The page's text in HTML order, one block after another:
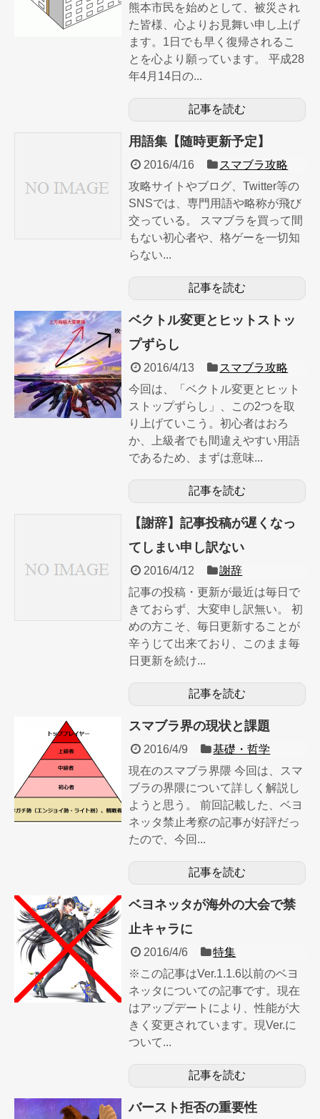
熊本市民を始めとして、被災され
た皆様、心よりお見舞い申し上げ
ます。1日でも早く復帰されるこ
とを心より願っています。 平成28
年4月14日の...
記事を読む
用語集【随時更新予定】
2016/4/16
スマブラ攻略
攻略サイトやブログ、Twitter等の
SNSでは、専門用語や略称が飛び
交っている。 スマブラを買って間
もない初心者や、格ゲーを一切知
らない...
記事を読む
ベクトル変更とヒットストッ
プずらし
2016/4/13
スマブラ攻略
今回は、「ベクトル変更とヒット
ストップずらし」、この2つを取
り上げていこう。初心者はおろ
か、上級者でも間違えやすい用語
であるため、まずは意味...
記事を読む
【謝辞】記事投稿が遅くなっ
てしまい申し訳ない
2016/4/12
謝辞
記事の投稿・更新が最近は毎日で
きておらず、大変申し訳無い。 初
めの方こそ、毎日更新することが
辛うじて出来ており、このまま毎
日更新を続け...
記事を読む
スマブラ界の現状と課題
2016/4/9
基礎・哲学
現在のスマブラ界隈 今回は、スマ
ブラの界隈について詳しく解説し
ようと思う。 前回記載した、ベヨ
ネッタ禁止考察の記事が好評だっ
たので、今回...
記事を読む
ベヨネッタが海外の大会で禁
止キャラに
2016/4/6
特集
※この記事はVer.1.1.6以前のベヨ
ネッタについての記事です。現在
はアップデートにより、性能が大
きく変更されています。現Ver.に
ついて...
記事を読む
バースト拒否の重要性